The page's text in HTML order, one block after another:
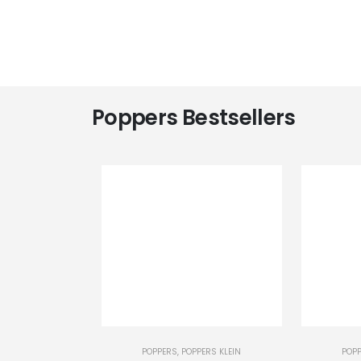
Poppers Bestsellers
POPPERS, POPPERS KLEIN